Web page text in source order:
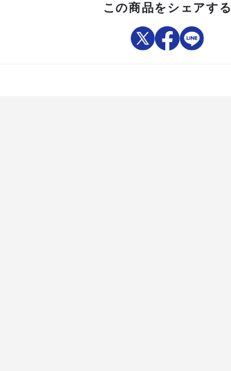
●ストラップ
この商品をシェアする